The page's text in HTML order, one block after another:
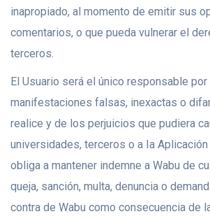
inapropiado, al momento de emitir sus
comentarios, o que pueda vulnerar el
terceros.
El Usuario será el único responsable por
manifestaciones falsas, inexactas o
realice y de los perjuicios que pudiera
universidades, terceros o a Ia
obliga a mantener indemne a Wabu de
queja, sanción, multa, denuncia o
contra de Wabu como consecuencia de